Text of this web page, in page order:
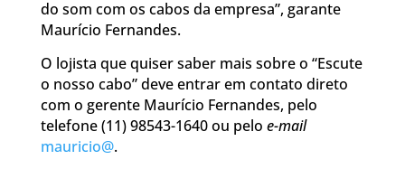
do som com os cabos da empresa”, garante
Maurício Fernandes.
O lojista que quiser saber mais sobre o “Escute
o nosso cabo” deve entrar em contato direto
com o gerente Maurício Fernandes, pelo
telefone (11) 98543-1640 ou pelo e-mail
mauricio@.